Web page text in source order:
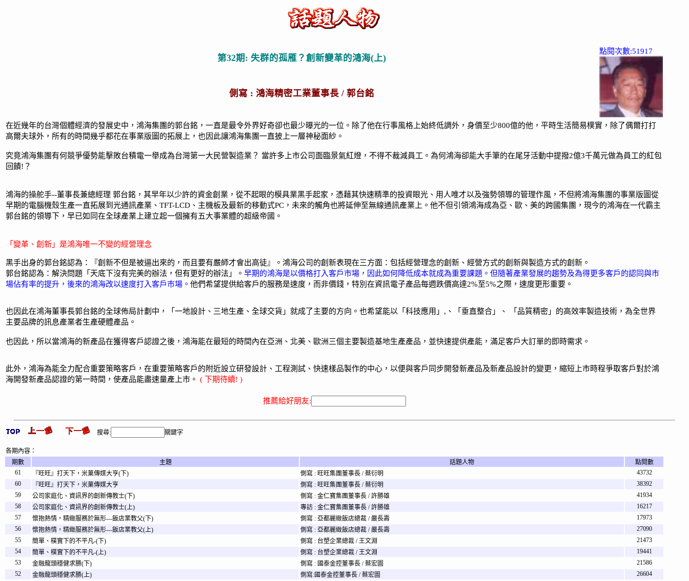
第32期: 失群的孤雁？創新變革的鴻海(上)
點閱次數:51917
側寫 : 鴻海精密工業董事長 / 郭台銘
在近幾年的台灣個體經濟的發展史中，鴻海集團的郭台銘，一直是最令外界好奇卻也最少曝光的一位。除了他在行事風格上始終低調外，身價至少800億的他，平時生活簡易樸實，除了偶爾打打
高爾夫球外，所有的時間幾乎都花在事業版圖的拓展上，也因此讓鴻海集團一直披上一層神秘面紗。
究竟鴻海集團有何競爭優勢能擊敗台積電一舉成為台灣第一大民營製造業？ 當許多上市公司面臨景氣紅燈，不得不裁減員工。為何鴻海卻能大手筆的在尾牙活動中提撥2億3千萬元做為員工的紅包
回饋!？
鴻海的操舵手--董事長兼總經理 郭台銘，其早年以少許的資金創業，從不起眼的模具業黑手起家，憑藉其快速精準的投資眼光、用人唯才以及強勢領導的管理作風，不但將鴻海集團的事業版圖從
早期的電腦機殼生產一直拓展到光通訊產業、TFT-LCD、主機板及最新的移動式PC，未來的觸角也將延伸至無線通訊產業上。他不但引領鴻海成為亞、歐、美的跨國集團，現今的鴻海在一代霸主
郭台銘的領導下，早已如同在全球產業上建立起一個擁有五大事業體的超級帝國。
「變革、創新」是鴻海唯一不變的經營理念
黑手出身的郭台銘認為：『創新不但是被逼出來的，而且要有嚴師才會出高徒』。鴻海公司的創新表現在三方面：包括經營理念的創新、經營方式的創新與製造方式的創新。
郭台銘認為：解決問題「天底下沒有完美的辦法，但有更好的辦法」。 早期的鴻海是以價格打入客戶巿場，因此如何降低成本就成為重要課題。但隨著產業發展的趨勢及為得更多客戶的認同與市
場佔有率的提升，後來的鴻海改以速度打入客戶巿場。 他們希望提供給客戶的服務是速度，而非價錢，特別在資訊電子產品每週跌價高達2%至5%之際，速度更形重要。
也因此在鴻海董事長郭台銘的全球佈局計劃中，「一地設計、三地生產、全球交貨」就成了主要的方向。也希望能以「科技應用」,、「垂直整合」、 「品質精密」的高效率製造技術，為全世界
主要品牌的訊息產業者生產硬體產品。
也因此，所以當鴻海的新產品在獲得客戶認證之後，鴻海能在最短的時間內在亞洲、北美、歐洲三個主要製造基地生產產品，並快速提供產能，滿足客戶大訂單的即時需求。
此外，鴻海為能全力配合重要策略客戶，在重要策略客戶的附近設立研發設計、工程測試、快速樣品製作的中心，以便與客戶同步開發新產品及新產品設計的變更，縮短上市時程爭取客戶對於鴻
海開發新產品認證的第一時間，使產品能盡速量產上市。 ( 下期待續! )
推薦給好朋友:
搜尋: 關鍵字
各期內容：
期數
主題 話題人物
點閱數
61
『旺旺』打天下，米菓傳媒大亨(下) 側寫 : 旺旺集團董事長 / 蔡衍明
43732
60
『旺旺』打天下，米菓傳媒大亨 側寫 : 旺旺集團董事長 / 蔡衍明
38392
59
公司家庭化、資訊界的創新傳教士(下) 側寫 : 金仁寶集團董事長 / 許勝雄
41934
58
公司家庭化、資訊界的創新傳教士(上) 專訪 : 金仁寶集團董事長 / 許勝雄
16217
57
懷抱熱情，精緻服務於無形---飯店業教父(下) 側寫 : 亞都麗緻飯店總裁 / 嚴長壽
17973
56
懷抱熱情，精緻服務於無形---飯店業教父(上) 側寫 : 亞都麗緻飯店總裁 / 嚴長壽
27090
55
簡單、樸實下的不平凡-(下) 側寫 : 台塑企業總裁 / 王文淵
21473
54
簡單、樸實下的不平凡-(上) 側寫 : 台塑企業總裁 / 王文淵
19441
53
金融龍頭穩健求勝(下) 側寫 : 國泰金控董事長 / 蔡宏圖
21586
52
金融龍頭穩健求勝(上) 側寫:國泰金控董事長 / 蔡宏圖
26604